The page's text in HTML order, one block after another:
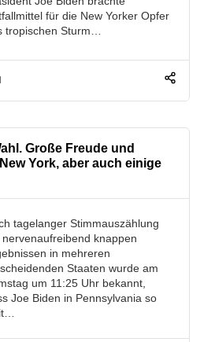
für die New Yorker Opfer
tropischen Sturm…
Große Freude und
York, aber auch einige
tagelanger Stimmauszählung
nervenaufreibend knappen
in mehreren
Staaten wurde am
um 11:25 Uhr bekannt,
Joe Biden in Pennsylvania so